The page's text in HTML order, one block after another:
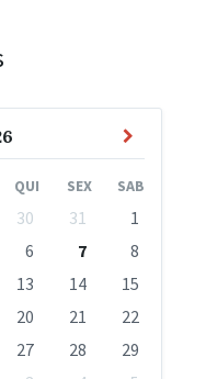
QUI SEX SAB
30 31
1
6 7
8
13 14
15
20 21
22
27 28
29